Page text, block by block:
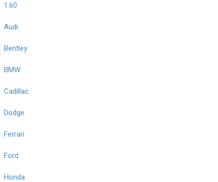
1.60
Audi
Bentley
BMW
Cadillac
Dodge
Ferrari
Ford
Honda